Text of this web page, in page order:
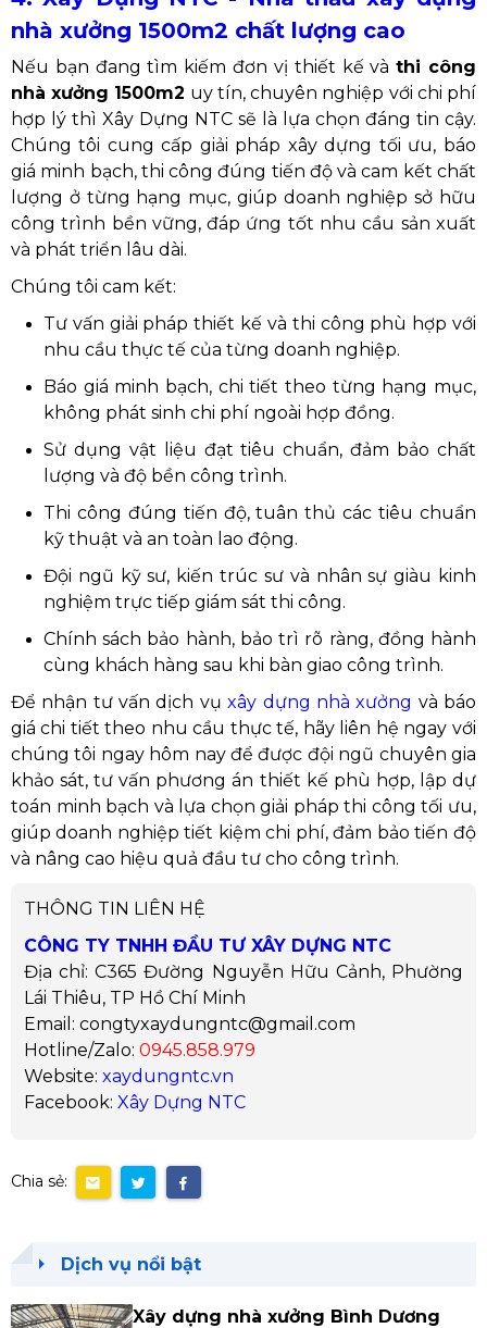
nhà xưởng 1500m2 chất lượng cao
Nếu bạn đang tìm kiếm đơn vị thiết kế vàthi công
nhà xưởng 1500m2 uy tín, chuyên nghiệp với chi phí
hợp lý thì Xây Dựng NTC sẽ là lựa chọn đáng tin cậy.
Chúng tôi cung cấp giải pháp xây dựng tối ưu, báo
giá minh bạch, thi công đúng tiến độ và cam kết chất
lượng ở từng hạng mục, giúp doanh nghiệp sở hữu
công trình bền vững, đáp ứng tốt nhu cầu sản xuất
và phát triển lâu dài.
Chúng tôi cam kết:
Tư vấn giải pháp thiết kế và thi công phù hợp với
nhu cầu thực tế của từng doanh nghiệp.
Báo giá minh bạch, chi tiết theo từng hạng mục,
không phát sinh chi phí ngoài hợp đồng.
Sử dụng vật liệu đạt tiêu chuẩn, đảm bảo chất
lượng và độ bền công trình.
Thi công đúng tiến độ, tuân thủ các tiêu chuẩn
kỹ thuật và an toàn lao động.
Đội ngũ kỹ sư, kiến trúc sư và nhân sự giàu kinh
nghiệm trực tiếp giám sát thi công.
Chính sách bảo hành, bảo trì rõ ràng, đồng hành
cùng khách hàng sau khi bàn giao công trình.
Để nhận tư vấn dịch vụxây dựng nhà xưởng và báo
giá chi tiết theo nhu cầu thực tế, hãy liên hệ ngay với
chúng tôi ngay hôm nay để được đội ngũ chuyên gia
khảo sát, tư vấn phương án thiết kế phù hợp, lập dự
toán minh bạch và lựa chọn giải pháp thi công tối ưu,
giúp doanh nghiệp tiết kiệm chi phí, đảm bảo tiến độ
và nâng cao hiệu quả đầu tư cho công trình.
THÔNG TIN LIÊN HỆ
CÔNG TY TNHH ĐẦU TƯ XÂY DỰNG NTC
Địa chỉ: C365 Đường Nguyễn Hữu Cảnh, Phường
Lái Thiêu, TP Hồ Chí Minh
Email: congtyxaydungntc@gmail.com
Hotline/Zalo: 0945.858.979
Website: xaydungntc.vn
Facebook: Xây Dựng NTC
Chia sẻ:
Dịch vụ nổi bật
Xây dựng nhà xưởng Bình Dương